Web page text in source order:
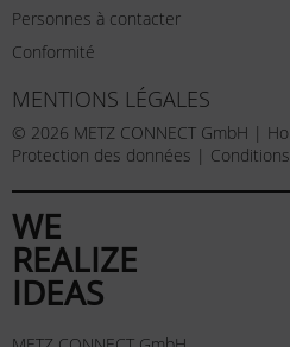
Personnes à contacter
Conformité
MENTIONS LÉGALES
© 2026 METZ CONNECT GmbH |
Protection des données |
WE
REALIZE
IDEAS